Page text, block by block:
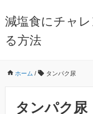
減塩食にチャ
る方法
ホーム / タンパク尿
タンパク尿